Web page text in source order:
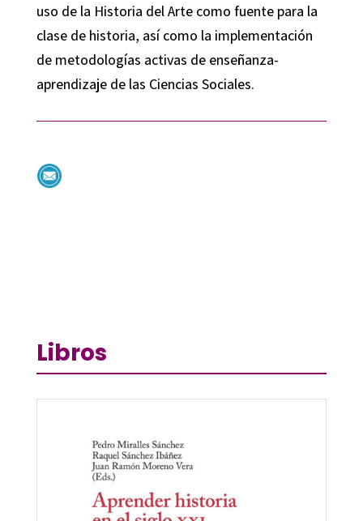
uso de la Historia del Arte como fuente para la
clase de historia, así como la implementación
de metodologías activas de enseñanza-
aprendizaje de las Ciencias Sociales.
Libros